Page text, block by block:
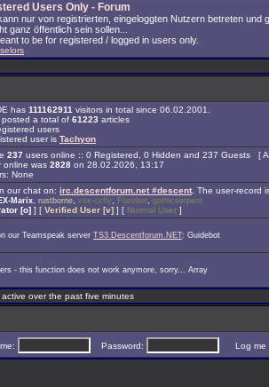
Users Only - Forum
nur von registrierten, eingeloggten Nutzern betreten und
ganz öffentlich sein sollen...
to be for registered / logged in users only.
has 111162911 visitors in total since 06.02.2001.
a total of 61223 articles
users
user is Tachyon
237 users online :: 0 Registered, 0 Hidden and 237 Guests [
online was 2828 on 28.02.2026, 13:17
None
our chat on: irc.descentforum.net #descent. The user-record
Marix rustborne vex-ccfly Flarebot gothicserpent
[o] ] [ Verified User [v] ] [ Normal User ]
our Teamspeak server TS3.Descentforum.NET: Guidebot
- this function does not work anymore, sorry... Array
over the past five minutes
Password: Log me